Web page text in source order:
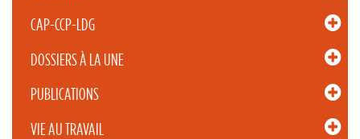
CAP-CCP-LDG
DOSSIERS À LA UNE
PUBLICATIONS
VIE AU TRAVAIL